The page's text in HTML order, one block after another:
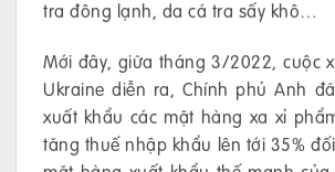
tra đông lạnh, da cá tra sấy khô…
Mới đây, giữa tháng 3/2022, cuộc
Ukraine diễn ra, Chính phủ Anh
xuất khẩu các mặt hàng xa xỉ
tăng thuế nhập khẩu lên tới 35%